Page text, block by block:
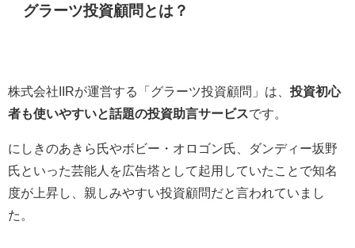
グラーツ投資顧問とは？
株式会社IIRが運営する「グラーツ投資顧問」は、 投資初心
者も使いやすいと話題の投資助言サービスです。
にしきのあきら氏やボビー・オロゴン氏、ダンディー坂野
氏といった芸能人を広告塔として起用していたことで知名
度が上昇し、親しみやすい投資顧問だと言われていまし
た。